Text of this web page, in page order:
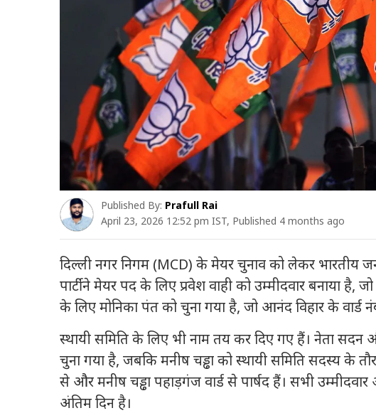
Published By: Prafull Rai
April 23, 2026 12:52 pm IST, Published 4 months ago
दिल्ली नगर निगम (MCD) के मेयर चुनाव को लेकर भारतीय
पार्टी ने मेयर पद के लिए प्रवेश वाही को उम्मीदवार बनाया है,
के लिए मोनिका पंत को चुना गया है, जो आनंद विहार के वार्ड
स्थायी समिति के लिए भी नाम तय कर दिए गए हैं। नेता
चुना गया है, जबकि मनीष चड्ढा को स्थायी समिति सदस्य के
से और मनीष चड्ढा पहाड़गंज वार्ड से पार्षद हैं। सभी
अंतिम दिन है।